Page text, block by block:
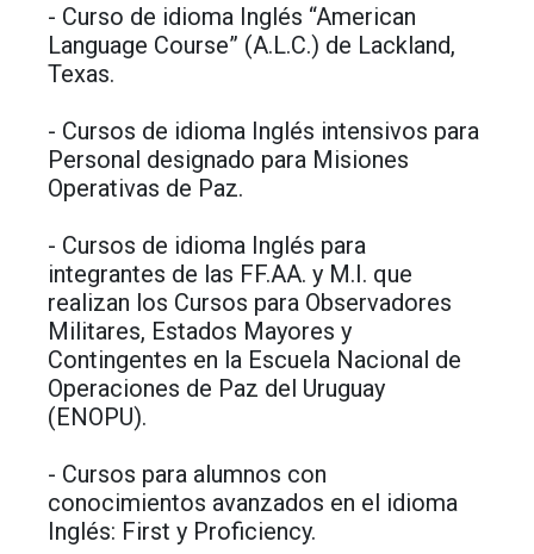
- Curso de idioma Inglés “American
Language Course” (A.L.C.) de Lackland,
Texas.
- Cursos de idioma Inglés intensivos para
Personal designado para Misiones
Operativas de Paz.
- Cursos de idioma Inglés para
integrantes de las FF.AA. y M.I. que
realizan los Cursos para Observadores
Militares, Estados Mayores y
Contingentes en la Escuela Nacional de
Operaciones de Paz del Uruguay
(ENOPU).
- Cursos para alumnos con
conocimientos avanzados en el idioma
Inglés: First y Proficiency.